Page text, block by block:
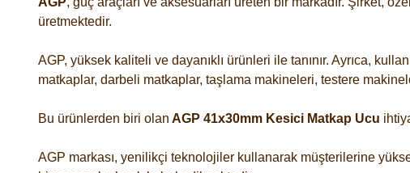
üretmektedir.
AGP, yüksek kaliteli ve dayanıklı ürünleri ile tanınır. Ayrıca,
matkaplar, darbeli matkaplar, taşlama makineleri, testere
Bu ürünlerden biri olan AGP 41x30mm Kesici Matkap Ucu
AGP markası, yenilikçi teknolojiler kullanarak müşterilerine